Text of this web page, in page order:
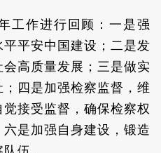
工作进行回顾：一是强
平安中国建设；二是发
高质量发展；三是做实
四是加强检察监督，维
接受监督，确保检察权
是加强自身建设，锻造